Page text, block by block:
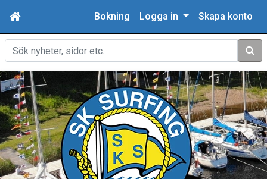
Bokning Logga in Skapa konto
Sök